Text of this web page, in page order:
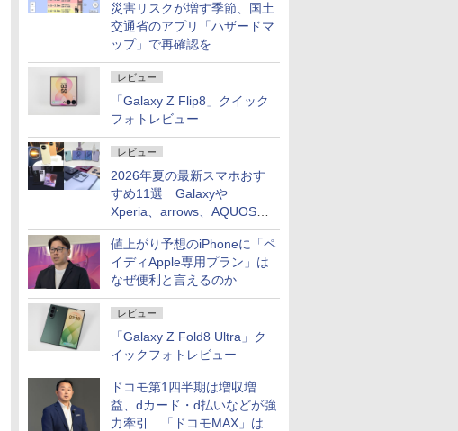
災害リスクが増す季節、国土
交通省のアプリ「ハザードマ
ップ」で再確認を
レビュー
「Galaxy Z Flip8」クイック
フォトレビュー
レビュー
2026年夏の最新スマホおす
すめ11選 Galaxyや
Xperia、arrows、AQUOSな
ど注目機種の特徴は
値上がり予想のiPhoneに「ペ
イディApple専用プラン」は
なぜ便利と言えるのか
レビュー
「Galaxy Z Fold8 Ultra」ク
イックフォトレビュー
ドコモ第1四半期は増収増
益、dカード・d払いなどが強
力牽引 「ドコモMAX」は